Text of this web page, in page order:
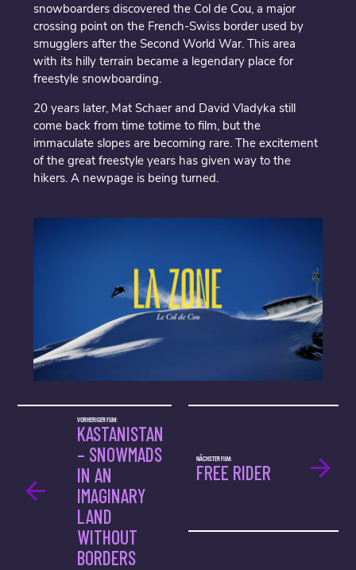
snowboarders discovered the Col de Cou, a major
crossing point on the French-Swiss border used by
smugglers after the Second World War. This area
with its hilly terrain became a legendary place for
freestyle snowboarding.
20 years later, Mat Schaer and David Vladyka still
come back from time totime to film, but the
immaculate slopes are becoming rare. The excitement
of the great freestyle years has given way to the
hikers. A newpage is being turned.
NÄCHSTER FILM:
FREE RIDER
VORHERIGER FILM:
KASTANISTAN
– SNOWMADS
IN AN
IMAGINARY
LAND
WITHOUT
BORDERS